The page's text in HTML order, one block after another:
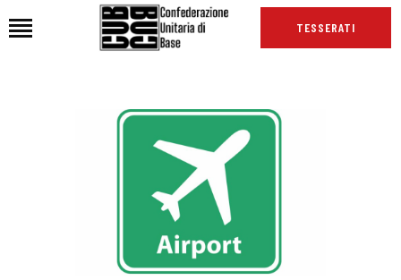
TESSERATI
PODCAST CUB
TG CUB